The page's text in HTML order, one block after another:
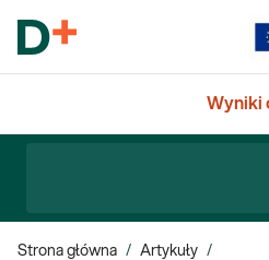
Wyniki
Strona główna / Artykuły /